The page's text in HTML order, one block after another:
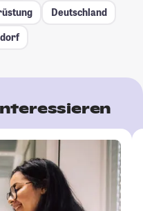
Deutschland